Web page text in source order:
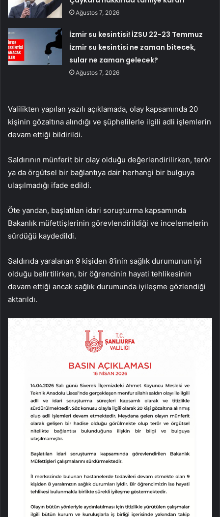
Ağustos 7, 2026
İzmir su kesintisi! İZSU 22-23 Temmuz
İzmir su kesintisi ne zaman bitecek,
sular ne zaman gelecek?
Ağustos 7, 2026
Valilikten yapılan yazılı açıklamada, olay kapsamında 20
kişinin gözaltına alındığı ve şüphelilerle ilgili adli işlemlerin
devam ettiği bildirildi.
Saldırının münferit bir olay olduğu değerlendirilirken, terör
ya da örgütsel bir bağlantıya dair herhangi bir bulguya
ulaşılmadığı ifade edildi.
Öte yandan, başlatılan idari soruşturma kapsamında
Bakanlık müfettişlerinin görevlendirildiği ve incelemelerin
sürdüğü kaydedildi.
Saldırıda yaralanan 9 kişiden 8’inin sağlık durumunun iyi
olduğu belirtilirken, bir öğrencinin hayati tehlikesinin
devam ettiği ancak sağlık durumunda iyileşme gözlendiği
aktarıldı.